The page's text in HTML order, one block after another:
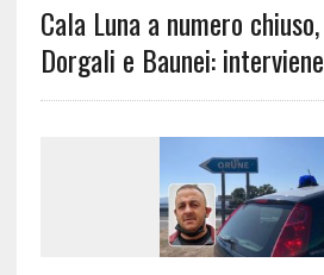
Cala Luna a numero
Dorgali e Baunei: